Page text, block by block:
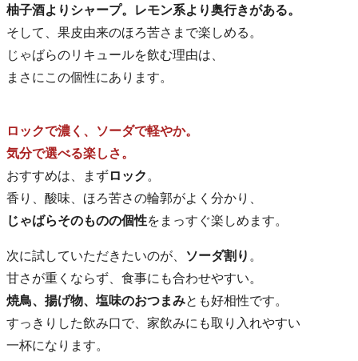
柚子酒よりシャープ。レモン系より奥行きがある。
そして、果皮由来のほろ苦さまで楽しめる。
じゃばらのリキュールを飲む理由は、
まさにこの個性にあります。
ロックで濃く、ソーダで軽やか。
気分で選べる楽しさ。
おすすめは、まずロック 。
香り、酸味、ほろ苦さの輪郭がよく分かり、
じゃばらそのものの個性をまっすぐ楽しめます。
次に試していただきたいのが、 ソーダ割り 。
甘さが重くならず、食事にも合わせやすい。
焼鳥、揚げ物、塩味のおつまみとも好相性です。
すっきりした飲み口で、家飲みにも取り入れやすい
一杯になります。